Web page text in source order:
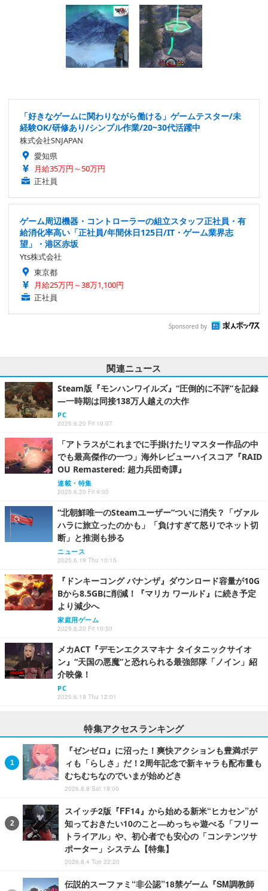
「好きなゲームに関わりながら働ける」ゲームテスター/未
経験OK/研修あり/シンプル作業/20~30代活躍中
株式会社SNJAPAN
愛知県
月給35万円～50万円
正社員
ゲーム周辺機器・コントローラーの組立スタッフ正社員・有
給消化率高い「正社員/年間休日125日/IT・ゲーム業界志
望」・港区赤坂
Yts株式会社
東京都
月給25万円～38万1,100円
正社員
Sponsored by
関連ニュース
Steam版『モンハンワイルズ』“圧倒的に不評”を記録
―一時期は同接138万人越えの大作
PC
2025.6.20 Fri 10:07
「アトラスがこれまでに手掛けたリマスター作品の中
でも最高傑作の一つ」海外レビューハイスコア『RAID
OU Remastered: 超力兵団奇譚』
連載・特集
2025.6.20 Fri 9:00
“北朝鮮唯一のSteamユーザー”ついに消失？「ヴァル
ハラに旅立ったのかも」「負けすぎて怒りでネット切
断」と推測も捗る
ニュース
2025.6.19 Thu 10:15
『ドンキーコング バナンザ』ダウンロード容量が10G
Bから8.5GBに削減！『マリカ ワールド』に続き予定
より減少へ
家庭用ゲーム
2025.6.20 Fri 10:50
メカACT『デモンエクスマキナ タイタニックサイオ
ン』“天国の悪魔”と恐れられる最強部隊「ノイン」紹
介映像！
PC
2025.6.19 Thu 12:01
特集アクセスランキング
『ゼンゼロ』に沼った！爽快アクションも豊満ボデ
ィも「らしさ」だ！2周年記念で新キャラも配布量も
むちむちなのでいまが始めどき
2026.8.8 Sat 19:00
スイッチ2版『FF14』から始める新米“ヒカセン”が
知っておきたい10のこと―めっちゃ遊べる「フリー
トライアル」や、初心者でも安心の「コンテンツサ
ポーター」システム【特集】
2026.8.4 Tue 22:20
伝説的スーファミ“非公認”18禁ゲーム『SM調教師